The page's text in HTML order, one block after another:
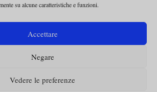
su alcune caratteristiche e funzioni.
Accettare
Negare
Vedere le preferenze
SULLA PRIVACY
UTILIZZO DEI COOKIE
DELLA COLLABORAZIONE